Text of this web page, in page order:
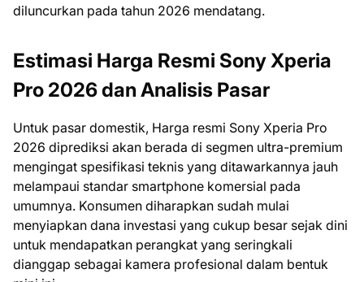
diluncurkan pada tahun 2026 mendatang.
Estimasi Harga Resmi Sony Xperia
Pro 2026 dan Analisis Pasar
Untuk pasar domestik, Harga resmi Sony Xperia Pro
2026 diprediksi akan berada di segmen ultra-premium
mengingat spesifikasi teknis yang ditawarkannya jauh
melampaui standar smartphone komersial pada
umumnya. Konsumen diharapkan sudah mulai
menyiapkan dana investasi yang cukup besar sejak dini
untuk mendapatkan perangkat yang seringkali
dianggap sebagai kamera profesional dalam bentuk